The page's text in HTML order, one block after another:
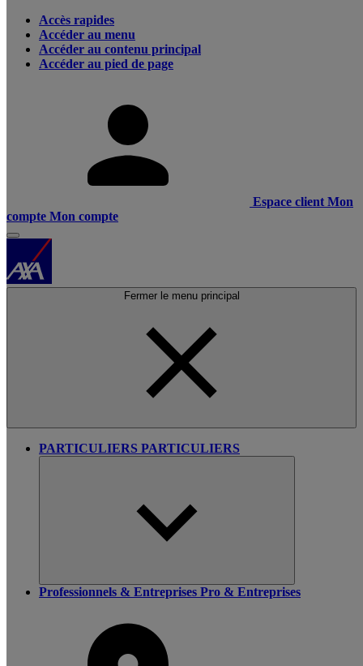
Accès rapides
Accéder au menu
Accéder au contenu principal
Accéder au pied de page
Espace client Mon
compte Mon compte
Fermer le menu principal
PARTICULIERS PARTICULIERS
Professionnels & Entreprises Pro & Entreprises